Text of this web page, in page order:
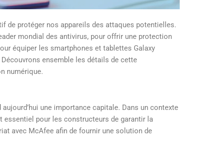
de protéger nos appareils des attaques potentielles.
mondial des antivirus, pour offrir une protection
équiper les smartphones et tablettes Galaxy
ensemble les détails de cette
numérique.
une importance capitale. Dans un contexte
pour les constructeurs de garantir la
avec McAfee afin de fournir une solution de